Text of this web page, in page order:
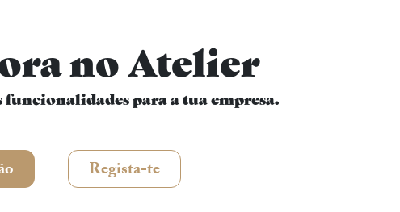
no Atelier
funcionalidades para a tua empresa.
Regista-te